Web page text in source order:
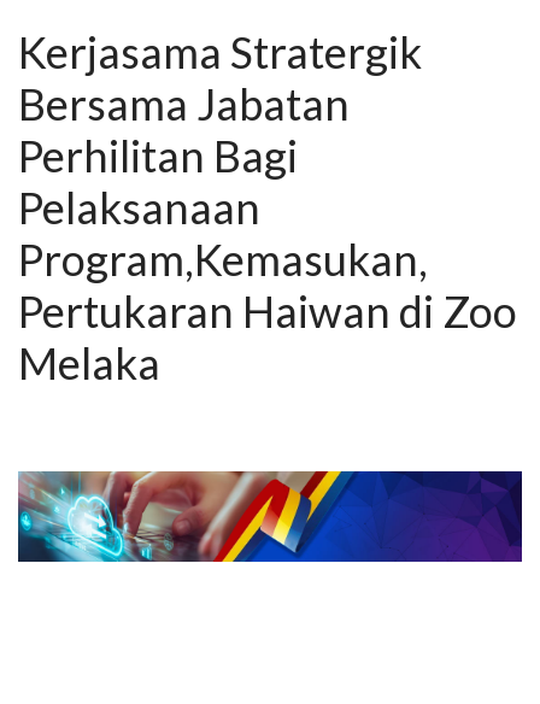
Kerjasama Stratergik
Bersama Jabatan
Perhilitan Bagi
Pelaksanaan
Program,Kemasukan,
Pertukaran Haiwan di Zoo
Melaka